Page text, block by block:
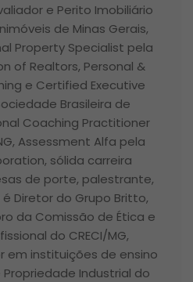
e Perito Imobiliário
de Minas Gerais,
Property Specialist pela
of Realtors, Personal &
e Certified Executive
Brasileira de
Coaching Practitioner
Assessment Alfa pela
sólida carreira
de porte, palestrante,
Diretor do Grupo Britto,
da Comissão de Ética e
do CRECI/MG,
em instituições de ensino
Industrial do